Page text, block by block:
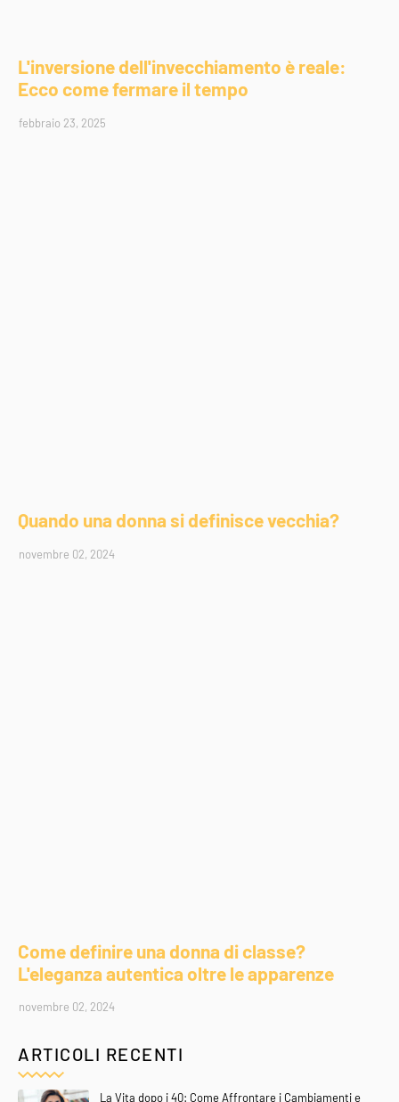
L'inversione dell'invecchiamento è reale:
Ecco come fermare il tempo
febbraio 23, 2025
Quando una donna si definisce vecchia?
novembre 02, 2024
Come definire una donna di classe?
L'eleganza autentica oltre le apparenze
novembre 02, 2024
ARTICOLI RECENTI
La Vita dopo i 40: Come Affrontare i Cambiamenti e